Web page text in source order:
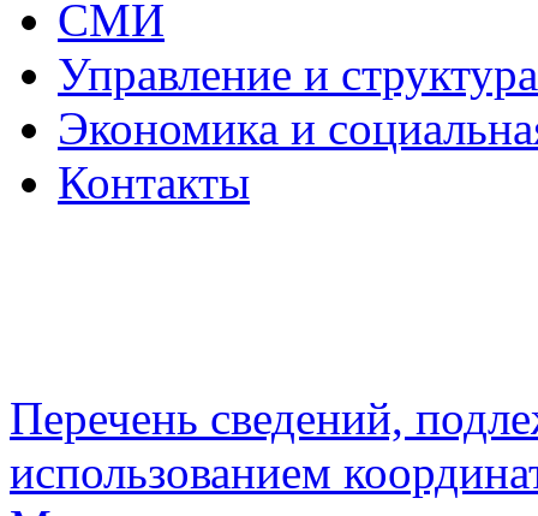
СМИ
Управление и
Экономика и
Контакты
Перечень сведений,
использованием